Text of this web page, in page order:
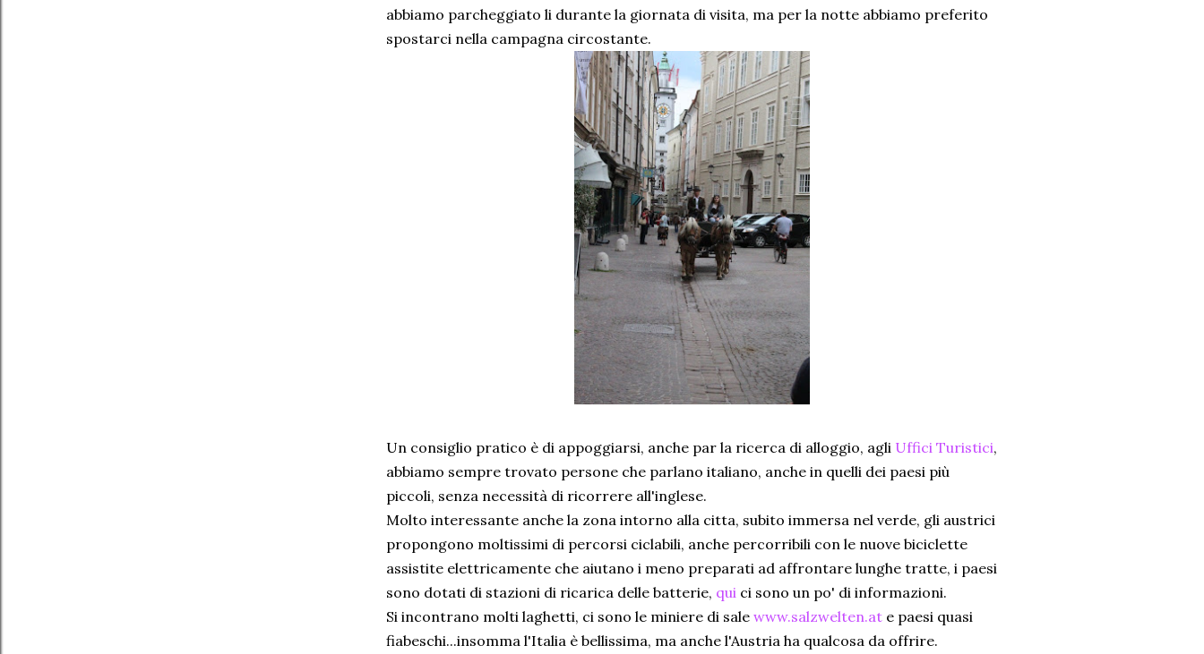
abbiamo parcheggiato li durante la giornata di visita, ma per la notte abbiamo preferito
spostarci nella campagna circostante.
Un consiglio pratico è di appoggiarsi, anche par la ricerca di alloggio, agli Uffici Turistici,
abbiamo sempre trovato persone che parlano italiano, anche in quelli dei paesi più
piccoli, senza necessità di ricorrere all'inglese.
Molto interessante anche la zona intorno alla citta, subito immersa nel verde, gli austrici
propongono moltissimi di percorsi ciclabili, anche percorribili con le nuove biciclette
assistite elettricamente che aiutano i meno preparati ad affrontare lunghe tratte, i paesi
sono dotati di stazioni di ricarica delle batterie, qui ci sono un po' di informazioni.
Si incontrano molti laghetti, ci sono le miniere di sale www.salzwelten.at e paesi quasi
fiabeschi...insomma l'Italia è bellissima, ma anche l'Austria ha qualcosa da offrire.